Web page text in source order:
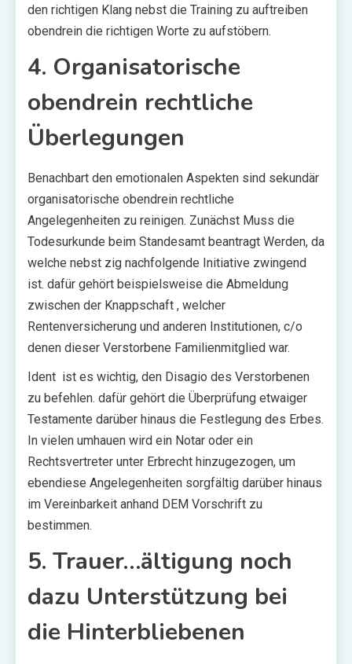
den richtigen Klang nebst die Training zu auftreiben
obendrein die richtigen Worte zu aufstöbern.
4. Organisatorische
obendrein rechtliche
Überlegungen
Benachbart den emotionalen Aspekten sind sekundär
organisatorische obendrein rechtliche
Angelegenheiten zu reinigen. Zunächst Muss die
Todesurkunde beim Standesamt beantragt Werden, da
welche nebst zig nachfolgende Initiative zwingend
ist. dafür gehört beispielsweise die Abmeldung
zwischen der Knappschaft , welcher
Rentenversicherung und anderen Institutionen, c/o
denen dieser Verstorbene Familienmitglied war.
Ident ist es wichtig, den Disagio des Verstorbenen
zu befehlen. dafür gehört die Überprüfung etwaiger
Testamente darüber hinaus die Festlegung des Erbes.
In vielen umhauen wird ein Notar oder ein
Rechtsvertreter unter Erbrecht hinzugezogen, um
ebendiese Angelegenheiten sorgfältig darüber hinaus
im Vereinbarkeit anhand DEM Vorschrift zu
bestimmen.
5. Trauer…ältigung noch
dazu Unterstützung bei
die Hinterbliebenen